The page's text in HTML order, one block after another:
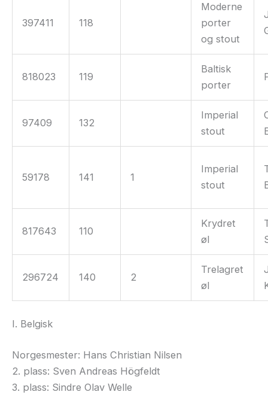
397411 118
Moderne
porter
og stout
818023 119
Baltisk
porter
97409 132
Imperial
stout
59178 141 1
Imperial
stout
817643 110
Krydret
øl
296724 140 2
Trelagret
øl
I. Belgisk
Norgesmester: Hans Christian Nilsen
2. plass: Sven Andreas Högfeldt
3. plass: Sindre Olav Welle